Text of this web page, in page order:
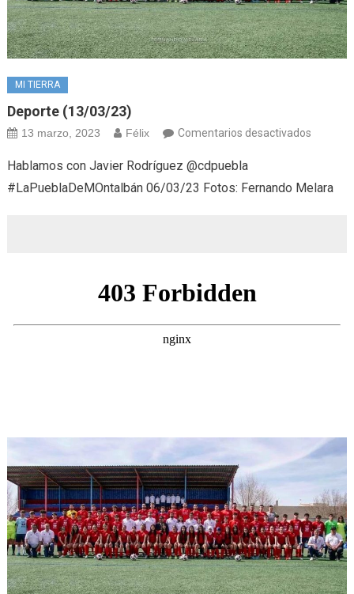
MI TIERRA
Deporte (13/03/23)
13 marzo, 2023 Félix Comentarios desactivadosen
Hablamos con Javier Rodríguez @cdpuebla
#LaPueblaDeMOntalbán 06/03/23 Fotos: Fernando Melara